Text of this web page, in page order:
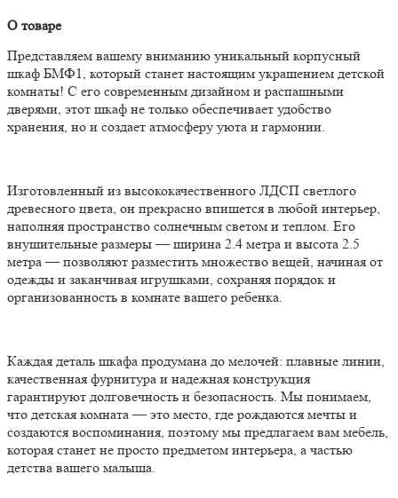
О товаре
Представляем вашему вниманию уникальный корпусный
шкаф БМФ1, который станет настоящим украшением детской
комнаты! С его современным дизайном и распашными
дверями, этот шкаф не только обеспечивает удобство
хранения, но и создает атмосферу уюта и гармонии.
Изготовленный из высококачественного ЛДСП светлого
древесного цвета, он прекрасно впишется в любой интерьер,
наполняя пространство солнечным светом и теплом. Его
внушительные размеры — ширина 2.4 метра и высота 2.5
метра — позволяют разместить множество вещей, начиная от
одежды и заканчивая игрушками, сохраняя порядок и
организованность в комнате вашего ребенка.
Каждая деталь шкафа продумана до мелочей: плавные линии,
качественная фурнитура и надежная конструкция
гарантируют долговечность и безопасность. Мы понимаем,
что детская комната — это место, где рождаются мечты и
создаются воспоминания, поэтому мы предлагаем вам мебель,
которая станет не просто предметом интерьера, а частью
детства вашего малыша.